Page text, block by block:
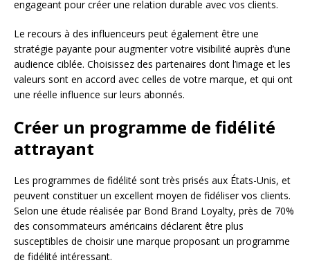
engageant pour créer une relation durable avec vos clients.
Le recours à des influenceurs peut également être une
stratégie payante pour augmenter votre visibilité auprès d’une
audience ciblée. Choisissez des partenaires dont l’image et les
valeurs sont en accord avec celles de votre marque, et qui ont
une réelle influence sur leurs abonnés.
Créer un programme de fidélité
attrayant
Les programmes de fidélité sont très prisés aux États-Unis, et
peuvent constituer un excellent moyen de fidéliser vos clients.
Selon une étude réalisée par Bond Brand Loyalty, près de 70%
des consommateurs américains déclarent être plus
susceptibles de choisir une marque proposant un programme
de fidélité intéressant.